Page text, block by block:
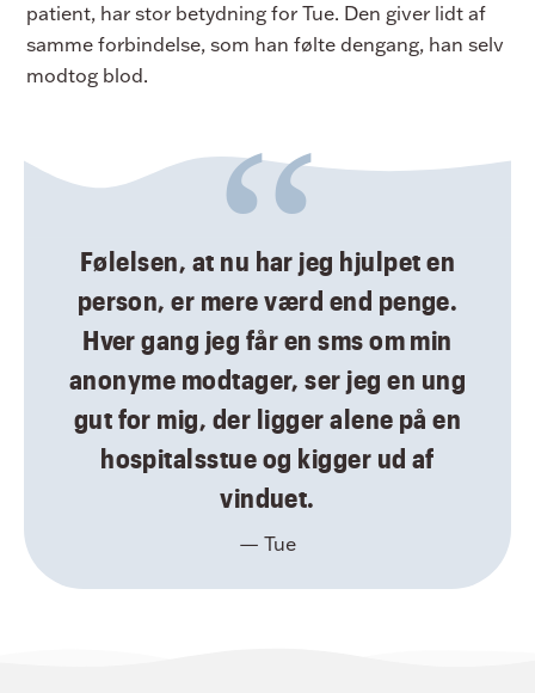
patient, har stor betydning for Tue. Den giver lidt af
samme forbindelse, som han følte dengang, han selv
modtog blod.
Følelsen, at nu har jeg hjulpet en
person, er mere værd end penge.
Hver gang jeg får en sms om min
anonyme modtager, ser jeg en ung
gut for mig, der ligger alene på en
hospitalsstue og kigger ud af
vinduet.
— Tue